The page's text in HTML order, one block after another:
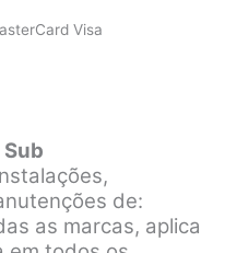
Visa
de:
as marcas, aplica